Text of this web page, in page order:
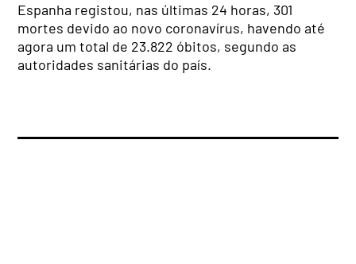
Espanha registou, nas últimas 24 horas, 301
mortes devido ao novo coronavírus, havendo até
agora um total de 23.822 óbitos, segundo as
autoridades sanitárias do país.